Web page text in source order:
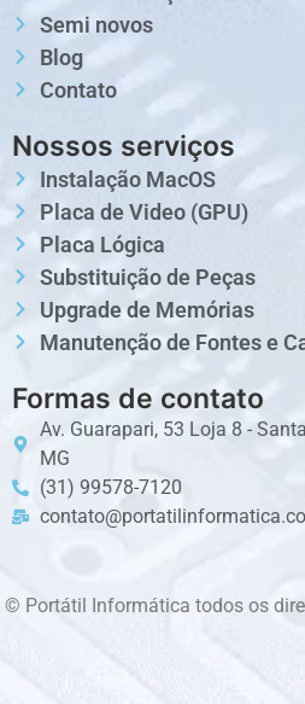
Semi novos
Blog
Contato
Nossos serviços
Instalação MacOS
Placa de Video (GPU)
Placa Lógica
Substituição de Peças
Upgrade de Memórias
Manutenção de Fontes e
Formas de contato
Av. Guarapari, 53 Loja 8 -
MG
(31) 99578-7120
© Portátil Informática todos os